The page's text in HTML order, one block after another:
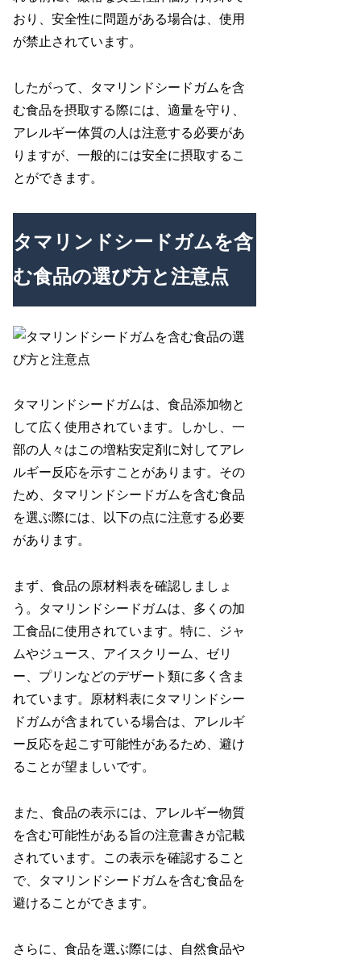
おり、安全性に問題がある場合は、使用
が禁止されています。
したがって、タマリンドシードガムを含
む食品を摂取する際には、適量を守り、
アレルギー体質の人は注意する必要があ
りますが、一般的には安全に摂取するこ
とができます。
タマリンドシードガムを含
む食品の選び方と注意点
タマリンドシードガムは、食品添加物と
して広く使用されています。しかし、一
部の人々はこの増粘安定剤に対してアレ
ルギー反応を示すことがあります。その
ため、タマリンドシードガムを含む食品
を選ぶ際には、以下の点に注意する必要
があります。
まず、食品の原材料表を確認しましょ
う。タマリンドシードガムは、多くの加
工食品に使用されています。特に、ジャ
ムやジュース、アイスクリーム、ゼリ
ー、プリンなどのデザート類に多く含ま
れています。原材料表にタマリンドシー
ドガムが含まれている場合は、アレルギ
ー反応を起こす可能性があるため、避け
ることが望ましいです。
また、食品の表示には、アレルギー物質
を含む可能性がある旨の注意書きが記載
されています。この表示を確認すること
で、タマリンドシードガムを含む食品を
避けることができます。
さらに、食品を選ぶ際には、自然食品や